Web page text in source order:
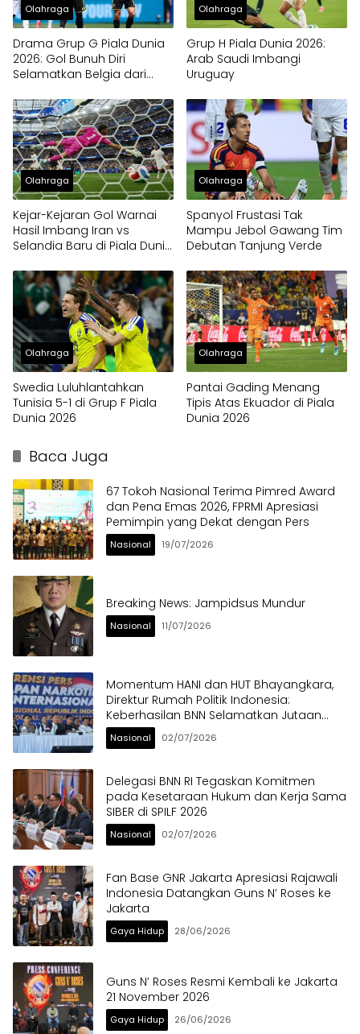
Olahraga
Drama Grup G Piala Dunia
2026: Gol Bunuh Diri
Selamatkan Belgia dari
Olahraga
Grup H Piala Dunia 2026:
Arab Saudi Imbangi
Uruguay
Olahraga
Kejar-Kejaran Gol Warnai
Hasil Imbang Iran vs
Selandia Baru di Piala Dunia
Olahraga
Spanyol Frustasi Tak
Mampu Jebol Gawang Tim
Debutan Tanjung Verde
Olahraga
Swedia Luluhlantahkan
Tunisia 5-1 di Grup F Piala
Dunia 2026
Olahraga
Pantai Gading Menang
Tipis Atas Ekuador di Piala
Dunia 2026
Baca Juga
67 Tokoh Nasional Terima Pimred Award
dan Pena Emas 2026, FPRMI Apresiasi
Pemimpin yang Dekat dengan Pers
Nasional 19/07/2026
Breaking News: Jampidsus Mundur
Nasional 11/07/2026
Momentum HANI dan HUT Bhayangkara,
Direktur Rumah Politik Indonesia:
Keberhasilan BNN Selamatkan Jutaan
Anak Bangsa dari Ancaman Narkoba
Nasional 02/07/2026
Delegasi BNN RI Tegaskan Komitmen
pada Kesetaraan Hukum dan Kerja Sama
SIBER di SPILF 2026
Nasional 02/07/2026
Fan Base GNR Jakarta Apresiasi Rajawali
Indonesia Datangkan Guns N’ Roses ke
Jakarta
Gaya Hidup 28/06/2026
Guns N’ Roses Resmi Kembali ke Jakarta
21 November 2026
Gaya Hidup 26/06/2026